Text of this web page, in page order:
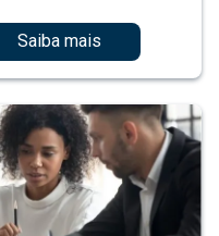
Saiba mais